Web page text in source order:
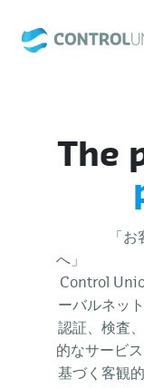
The
「
Control
ーバルネッ
認証、検査
的なサービ
基づく客観